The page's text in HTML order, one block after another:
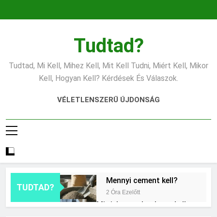
Tudtad?
Tudtad, Mi Kell, Mihez Kell, Mit Kell Tudni, Miért Kell, Mikor
Kell, Hogyan Kell? Kérdések És Válaszok.
VÉLETLENSZERŰ ÚJDONSÁG
TUDTAD?
Mennyi cement kell?
2 Óra Ezelőtt
Mit jelent a thm hogy kell